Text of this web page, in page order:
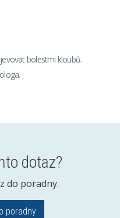
bolestmi kloubů.
dotaz?
do poradny.
poradny